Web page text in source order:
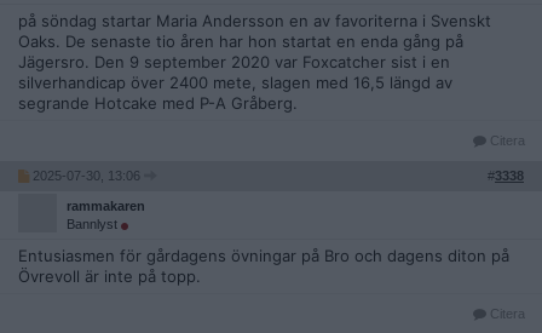
på söndag startar Maria Andersson en av favoriterna i Svenskt
Oaks. De senaste tio åren har hon startat en enda gång på
Jägersro. Den 9 september 2020 var Foxcatcher sist i en
silverhandicap över 2400 mete, slagen med 16,5 längd av
segrande Hotcake med P-A Gråberg.
Citera
2025-07-30, 13:06 #3338
rammakaren
Bannlyst
Entusiasmen för gårdagens övningar på Bro och dagens diton på
Övrevoll är inte på topp.
Citera